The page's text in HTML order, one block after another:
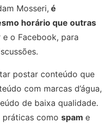
Mosseri, é
horário que outras
o Facebook, para
postar conteúdo que
com marcas d’água,
de baixa qualidade.
práticas como spam e